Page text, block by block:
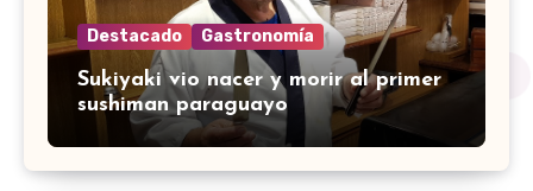
Destacado Gastronomía
Sukiyaki vio nacer y morir al primer
sushiman paraguayo